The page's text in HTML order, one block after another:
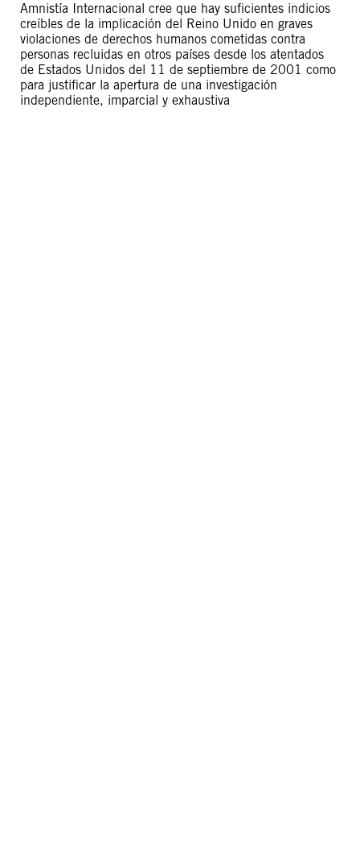
Amnistía Internacional cree que hay suficientes indicios
creíbles de la implicación del Reino Unido en graves
violaciones de derechos humanos cometidas contra
personas recluidas en otros países desde los atentados
de Estados Unidos del 11 de septiembre de 2001 como
para justificar la apertura de una investigación
independiente, imparcial y exhaustiva